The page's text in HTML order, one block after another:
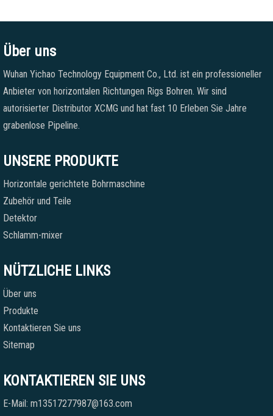
Über uns
Wuhan Yichao Technology Equipment Co., Ltd. ist ein professioneller
Anbieter von horizontalen Richtungen Rigs Bohren. Wir sind
autorisierter Distributor XCMG und hat fast 10 Erleben Sie Jahre
grabenlose Pipeline.
UNSERE PRODUKTE
Horizontale gerichtete Bohrmaschine
Zubehör und Teile
Detektor
Schlamm-mixer
NÜTZLICHE LINKS
Über uns
Produkte
Kontaktieren Sie uns
Sitemap
KONTAKTIEREN SIE UNS
E-Mail: m13517277987@163.com